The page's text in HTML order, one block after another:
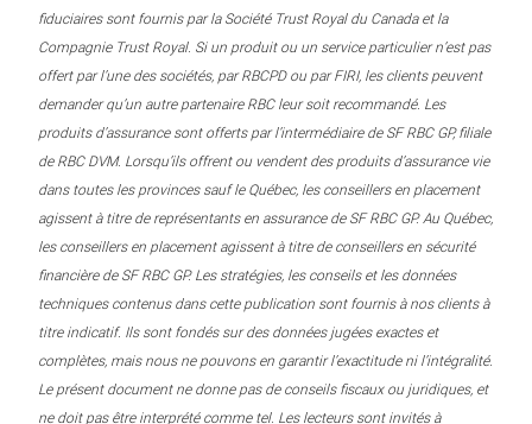
fiduciaires sont fournis par la Société Trust Royal du Canada et la
Compagnie Trust Royal. Si un produit ou un service particulier n’est pas
offert par l’une des sociétés, par RBCPD ou par FIRI, les clients peuvent
demander qu’un autre partenaire RBC leur soit recommandé. Les
produits d’assurance sont offerts par l’intermédiaire de SF RBC GP, filiale
de RBC DVM. Lorsqu’ils offrent ou vendent des produits d’assurance vie
dans toutes les provinces sauf le Québec, les conseillers en placement
agissent à titre de représentants en assurance de SF RBC GP. Au Québec,
les conseillers en placement agissent à titre de conseillers en sécurité
financière de SF RBC GP. Les stratégies, les conseils et les données
techniques contenus dans cette publication sont fournis à nos clients à
titre indicatif. Ils sont fondés sur des données jugées exactes et
complètes, mais nous ne pouvons en garantir l’exactitude ni l’intégralité.
Le présent document ne donne pas de conseils fiscaux ou juridiques, et
ne doit pas être interprété comme tel. Les lecteurs sont invités à